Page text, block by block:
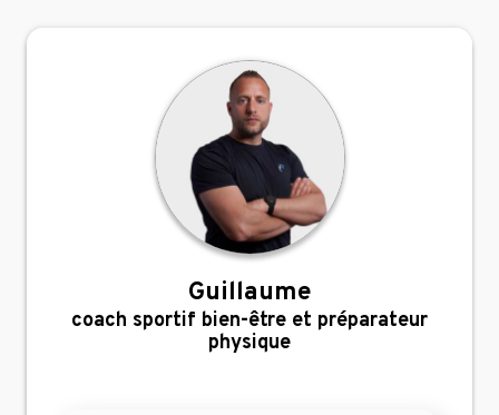
Guillaume
coach sportif bien-être et préparateur
physique